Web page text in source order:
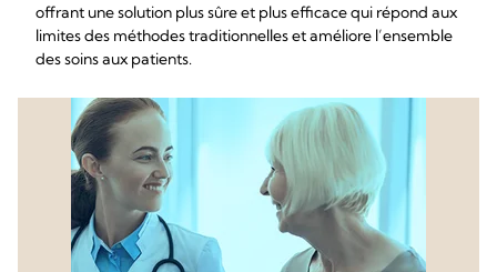
offrant une solution plus sûre et plus efficace qui répond aux
limites des méthodes traditionnelles et améliore l’ensemble
des soins aux patients.